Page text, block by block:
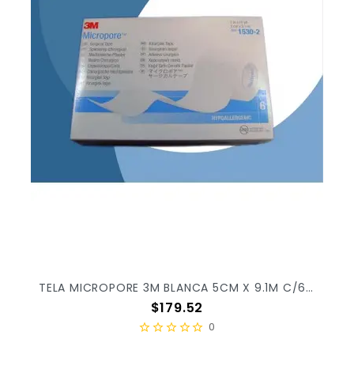
TELA MICROPORE 3M BLANCA 5CM X 9.1M C/6PZ X/10
Precio
$179.52
0